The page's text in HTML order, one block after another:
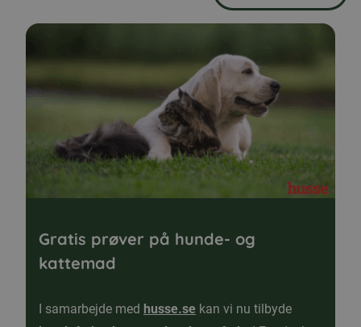
Gratis prøver på hunde- og
kattemad
I samarbejde med husse.se kan vi nu tilbyde